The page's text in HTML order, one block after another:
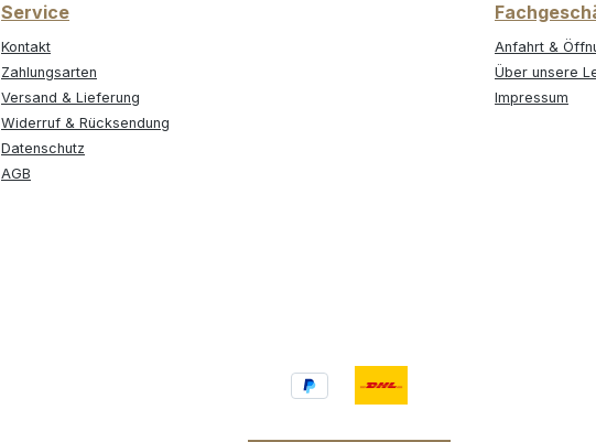
Service
Kontakt
Zahlungsarten
Versand & Lieferung
Widerruf & Rücksendung
Datenschutz
AGB
Anfahrt &
Über unsere
Impressum